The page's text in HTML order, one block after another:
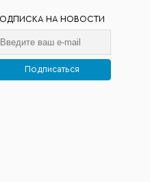
НА НОВОСТИ
Подписаться